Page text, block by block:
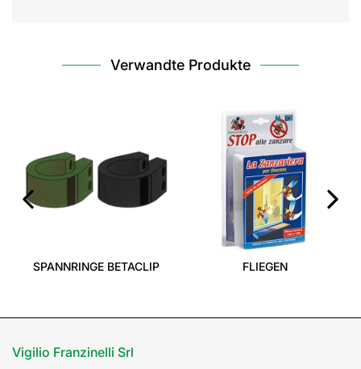
Verwandte Produkte
SPANNRINGE BETACLIP FLIEGEN
Vigilio Franzinelli Srl